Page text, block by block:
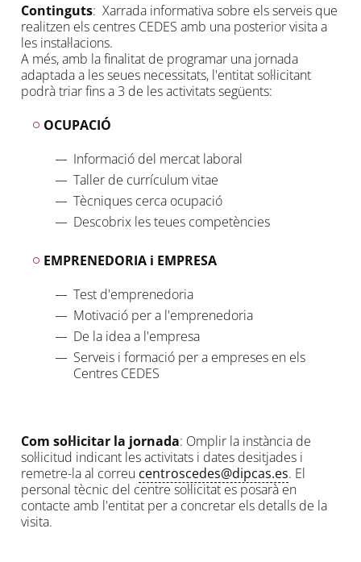
Continguts: Xarrada informativa sobre els serveis que
realitzen els centres CEDES amb una posterior visita a
les instal·lacions.
A més, amb la finalitat de programar una jornada
adaptada a les seues necessitats, l'entitat sol·licitant
podrà triar fins a 3 de les activitats següents:
OCUPACIÓ
Informació del mercat laboral
Taller de currículum vitae
Tècniques cerca ocupació
Descobrix les teues competències
EMPRENEDORIA i EMPRESA
Test d'emprenedoria
Motivació per a l'emprenedoria
De la idea a l'empresa
Serveis i formació per a empreses en els
Centres CEDES
Com sol·licitar la jornada: Omplir la instància de
sol·licitud indicant les activitats i dates desitjades i
remetre-la al correu centroscedes@dipcas.es. El
personal tècnic del centre sol·licitat es posarà en
contacte amb l'entitat per a concretar els detalls de la
visita.